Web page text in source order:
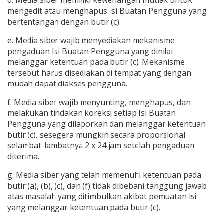
mengedit atau menghapus Isi Buatan Pengguna yang
bertentangan dengan butir (c).
e. Media siber wajib menyediakan mekanisme
pengaduan Isi Buatan Pengguna yang dinilai
melanggar ketentuan pada butir (c). Mekanisme
tersebut harus disediakan di tempat yang dengan
mudah dapat diakses pengguna.
f. Media siber wajib menyunting, menghapus, dan
melakukan tindakan koreksi setiap Isi Buatan
Pengguna yang dilaporkan dan melanggar ketentuan
butir (c), sesegera mungkin secara proporsional
selambat-lambatnya 2 x 24 jam setelah pengaduan
diterima.
g. Media siber yang telah memenuhi ketentuan pada
butir (a), (b), (c), dan (f) tidak dibebani tanggung jawab
atas masalah yang ditimbulkan akibat pemuatan isi
yang melanggar ketentuan pada butir (c).